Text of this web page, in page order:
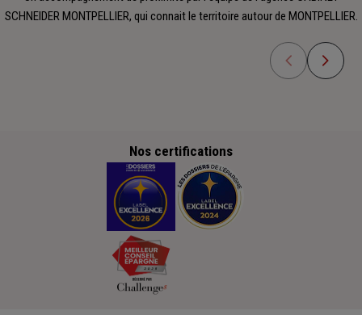
SCHNEIDER MONTPELLIER, qui connait le territoire autour de MONTPELLIER.
Nos certifications